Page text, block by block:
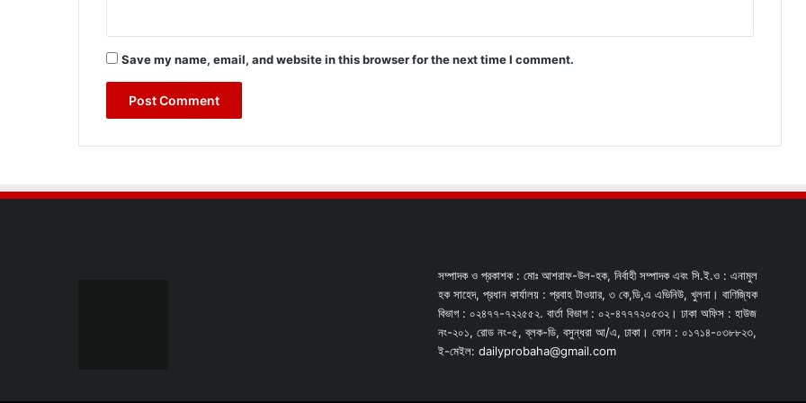
Save my name, email, and website in this browser for the next time I comment.
সম্পাদক ও প্রকাশক : মোঃ আশরাফ-উল-হক, নির্বাহী সম্পাদক এবং সি.ই.ও : এনামুল
হক সাহেদ, প্রধান কার্যালয় : প্রবাহ টাওয়ার, ৩ কে,ডি,এ এভিনিউ, খুলনা। বাণিজ্যিক
বিভাগ : ০২৪৭৭-৭২২৫৫২. বার্তা বিভাগ : ০২-৪৭৭৭২০৫৩২। ঢাকা অফিস : হাউজ
নং-২০১, রোড নং-৫, ব্লক-ডি, বসুন্ধরা আ/এ, ঢাকা। ফোন : ০১৭১৪-০৩৮৮২৩,
ই-মেইল: dailyprobaha@gmail.com